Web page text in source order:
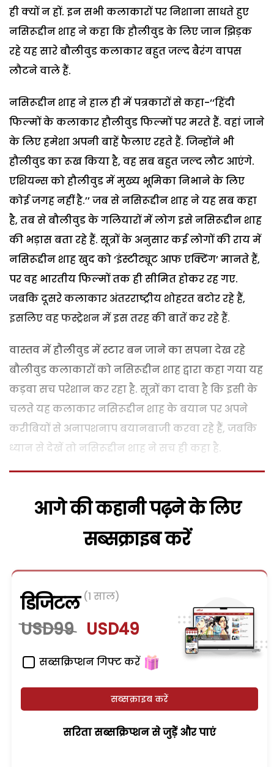
ही क्यों न हों. इन सभी कलाकारों पर निशाना साधते हुए
नसिरूद्दीन शाह ने कहा कि हौलीवुड के लिए जान झिड़क
रहे यह सारे बौलीवुड कलाकार बहुत जल्द बैरंग वापस
लौटने वाले हैं.
नसिरूद्दीन शाह ने हाल ही में पत्रकारों से कहा-‘‘हिंदी
फिल्मों के कलाकार हौलीवुड फिल्मों पर मरते हैं. वहां जाने
के लिए हमेशा अपनी बाहें फैलाए रहते हैं. जिन्होंने भी
हौलीवुड का रूख किया है, वह सब बहुत जल्द लौट आएंगे.
एशियन्स को हौलीवुड में मुख्य भूमिका निभाने के लिए
कोई जगह नहीं है.’’ जब से नसिरूद्दीन शाह ने यह सब कहा
है, तब से बौलीवुड के गलियारों में लोग इसे नसिरूद्दीन शाह
की भड़ास बता रहे हैं. सूत्रों के अनुसार कई लोगों की राय में
नसिरूद्दीन शाह खुद को ‘इंस्टीट्यूट आफ एक्टिंग’ मानते हैं,
पर वह भारतीय फिल्मों तक ही सीमित होकर रह गए.
जबकि दूसरे कलाकार अंतरराष्ट्रीय शोहरत बटोर रहे हैं,
इसलिए वह फस्ट्रेशन में इस तरह की बातें कर रहे हैं.
वास्तव में हौलीवुड में स्टार बन जाने का सपना देख रहे
बौलीवुड कलाकारों को नसिरूद्दीन शाह द्वारा कहा गया यह
कड़वा सच परेशान कर रहा है. सूत्रों का दावा है कि इसी के
चलते यह कलाकार नसिरूद्दीन शाह के बयान पर अपने
करीबियों से अनापशनाप बयानबाजी करवा रहे हैं, जबकि
ध्यान से देखें तो नसिरूद्दीन शाह ने सच ही कहा है.
आगे की कहानी पढ़ने के लिए
सब्सक्राइब करें
डिजिटल (1 साल)
USD99 USD49
सब्सक्रिप्शन गिफ्ट करें
सब्सक्राइब करें
सरिता सब्सक्रिप्शन से जुड़ेें और पाएं